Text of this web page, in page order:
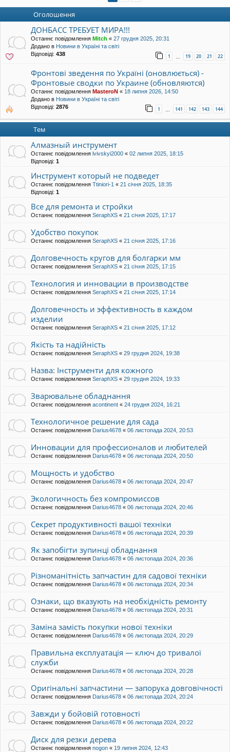
уп
Оголошення
ДОНБАСС ТРЕБУЕТ МИРА!!!
Останнє повідомлення Mitch « 27 грудня 2025, 20:31
Додано в Новини в Україні та світі
Відповіді: 438 1 … 19 20 21 22
Фронтові зведення по Україні (оновлюється) -
Фронтовые сводки по Украине (обновляются)
Останнє повідомлення MasteroN « 18 липня 2026, 14:50
Додано в Новини в Україні та світі
Відповіді: 2876 1 … 141 142 143 144
Тем
Алмазный инструмент
Останнє повідомлення lvivskyi2000 « 02 липня 2025, 18:15
Відповіді: 1
Инструмент который не подведет
Останнє повідомлення Ttiniori-1 « 21 січня 2025, 18:35
Відповіді: 1
Все для ремонта и стройки
Останнє повідомлення SeraphXS « 21 січня 2025, 17:17
Удобство покупок
Останнє повідомлення SeraphXS « 21 січня 2025, 17:16
Долговечность кругов для болгарки мм
Останнє повідомлення SeraphXS « 21 січня 2025, 17:15
Технология и инновации в производстве
Останнє повідомлення SeraphXS « 21 січня 2025, 17:14
Долговечность и эффективность в каждом
изделии
Останнє повідомлення SeraphXS « 21 січня 2025, 17:12
Якість та надійність
Останнє повідомлення SeraphXS « 29 грудня 2024, 19:38
Назва: Інструменти для кожного
Останнє повідомлення SeraphXS « 29 грудня 2024, 19:33
Зварювальне обладнання
Останнє повідомлення acontinent « 24 грудня 2024, 16:21
Технологичное решение для сада
Останнє повідомлення Darius4678 « 06 листопада 2024, 20:53
Инновации для профессионалов и любителей
Останнє повідомлення Darius4678 « 06 листопада 2024, 20:50
Мощность и удобство
Останнє повідомлення Darius4678 « 06 листопада 2024, 20:47
Экологичность без компромиссов
Останнє повідомлення Darius4678 « 06 листопада 2024, 20:46
Секрет продуктивності вашої техніки
Останнє повідомлення Darius4678 « 06 листопада 2024, 20:39
Як запобігти зупинці обладнання
Останнє повідомлення Darius4678 « 06 листопада 2024, 20:36
Різноманітність запчастин для садової техніки
Останнє повідомлення Darius4678 « 06 листопада 2024, 20:34
Ознаки, що вказують на необхідність ремонту
Останнє повідомлення Darius4678 « 06 листопада 2024, 20:31
Заміна замість покупки нової техніки
Останнє повідомлення Darius4678 « 06 листопада 2024, 20:29
Правильна експлуатація — ключ до тривалої
служби
Останнє повідомлення Darius4678 « 06 листопада 2024, 20:28
Оригінальні запчастини — запорука довговічності
Останнє повідомлення Darius4678 « 06 листопада 2024, 20:24
Завжди у бойовій готовності
Останнє повідомлення Darius4678 « 06 листопада 2024, 20:22
Диск для резки дерева
Останнє повідомлення nogon « 19 липня 2024, 12:43